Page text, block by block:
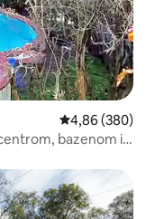
Prosječna
4,86 (380)
bazenom i
gosti”